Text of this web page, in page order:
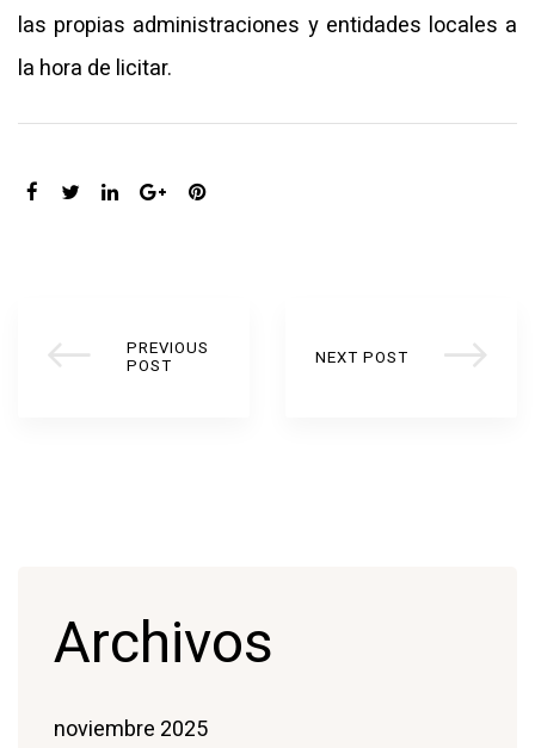
las propias administraciones y entidades locales a
la hora de licitar.
SHARE:
PREVIOUS
POST NEXT POST
Archivos
noviembre 2025